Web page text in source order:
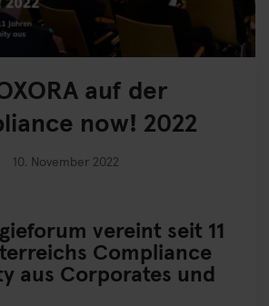
auf der
now! 2022
10. November 2022
vereint seit 11
Compliance
aus Corporates und